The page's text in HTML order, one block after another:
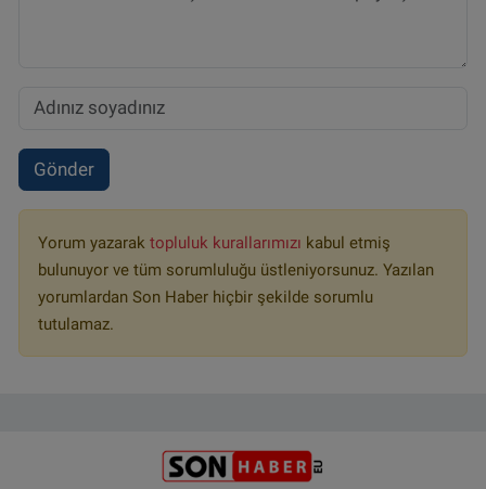
Gönder
Yorum yazarak topluluk kurallarımızı kabul etmiş
bulunuyor ve tüm sorumluluğu üstleniyorsunuz. Yazılan
yorumlardan Son Haber hiçbir şekilde sorumlu
tutulamaz.